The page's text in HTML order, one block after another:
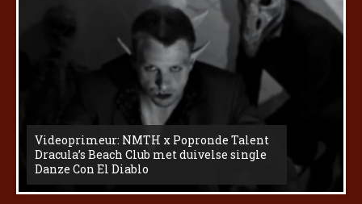
Videoprimeur: NMTH x Popronde Talent
Dracula’s Beach Club met duivelse single
Danze Con El Diablo